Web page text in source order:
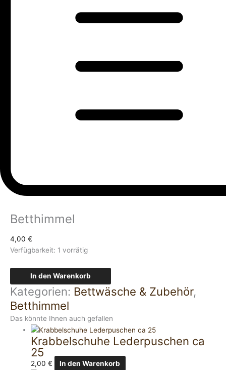
Betthimmel
4,00 €
Verfügbarkeit: 1 vorrätig
In den Warenkorb
Kategorien: Bettwäsche & Zubehör,
Betthimmel
Das könnte Ihnen auch gefallen
Krabbelschuhe Lederpuschen ca
25
2,00€ In den Warenkorb